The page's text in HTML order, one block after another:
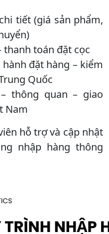
tiết (giá sản phẩm,
thanh toán đặt cọc
đặt hàng – kiểm
Quốc
thông quan – giao
Nam
hỗ trợ và cập nhật
nhập hàng thông